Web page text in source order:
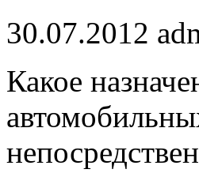
30.07.2012
Какое